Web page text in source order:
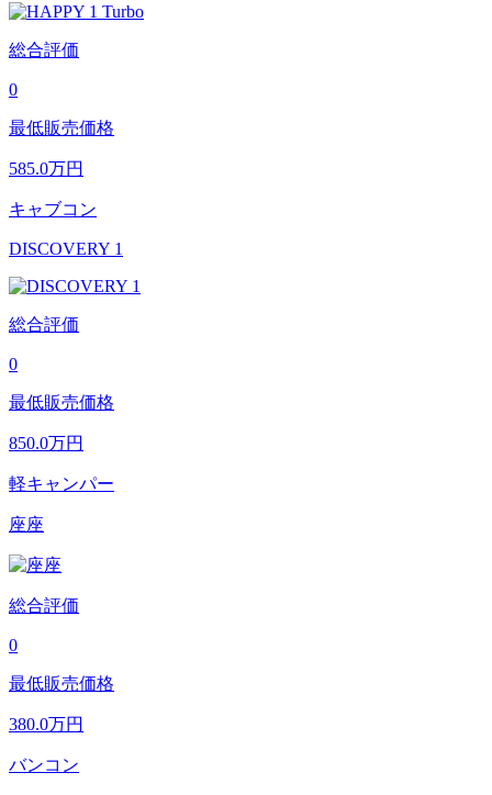
総合評価
0
最低販売価格
585.0万円
キャブコン
DISCOVERY 1
総合評価
0
最低販売価格
850.0万円
軽キャンパー
座座
総合評価
0
最低販売価格
380.0万円
バンコン